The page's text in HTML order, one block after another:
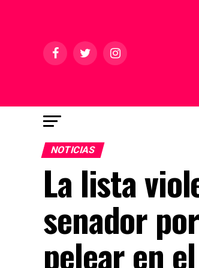
NOTICIAS
La lista
senador
pelear en